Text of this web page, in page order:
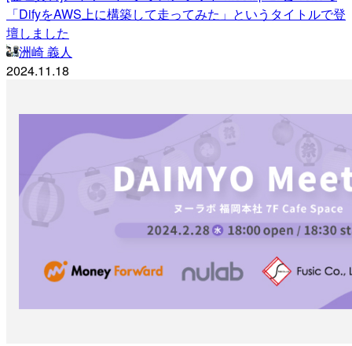
「DifyをAWS上に構築して走ってみた」というタイトルで登
壇しました
洲崎 義人
2024.11.18